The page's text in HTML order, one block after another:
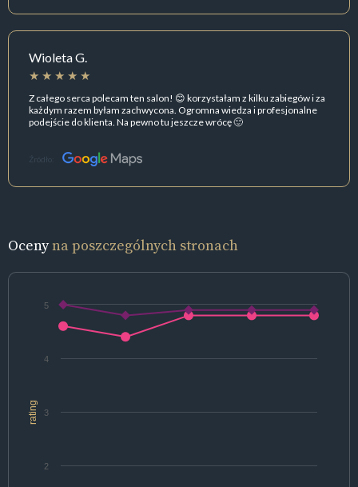
Wioleta G.
Z całego serca polecam ten salon! 😊 korzystałam z kilku zabiegów i za
każdym razem byłam zachwycona. Ogromna wiedza i profesjonalne
podejście do klienta. Na pewno tu jeszcze wrócę 🙂
Źródło:
Ocenyna poszczególnych stronach
rating
2
3
4
5